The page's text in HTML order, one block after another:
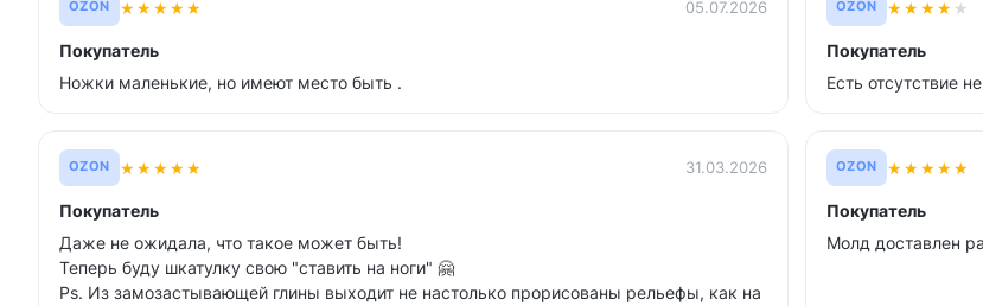
OZON ★★★★★ 05.07.2026
Покупатель
Ножки маленькие, но имеют место быть .
OZON ★★★★ ★
Покупатель
Есть отсутствие
OZON ★★★★★ 31.03.2026
Покупатель
Даже не ожидала, что такое может быть!
Теперь буду шкатулку свою "ставить на ноги" 🤗
Ps. Из замозастывающей глины выходит не настолько прорисованы рельефы, как на
OZON ★★★★★
Покупатель
Молд доставлен